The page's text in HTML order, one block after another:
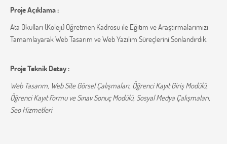
Proje Açıklama :
Ata Okulları (Koleji) Öğretmen Kadrosu ile Eğitim ve Araştırmalarımızı
Tamamlayarak Web Tasarım ve Web Yazılım Süreçlerini Sonlandırdık.
Proje Teknik Detay :
Web Tasarım, Web Site Görsel Çalışmaları, Öğrenci Kayıt Giriş Modülü,
Öğrenci Kayıt Formu ve Sınav Sonuç Modülü, Sosyal Medya Çalışmaları,
Seo Hizmetleri